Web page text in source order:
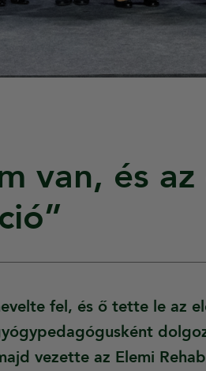
van, és
fel, és ő tette le az
vezette az Elemi